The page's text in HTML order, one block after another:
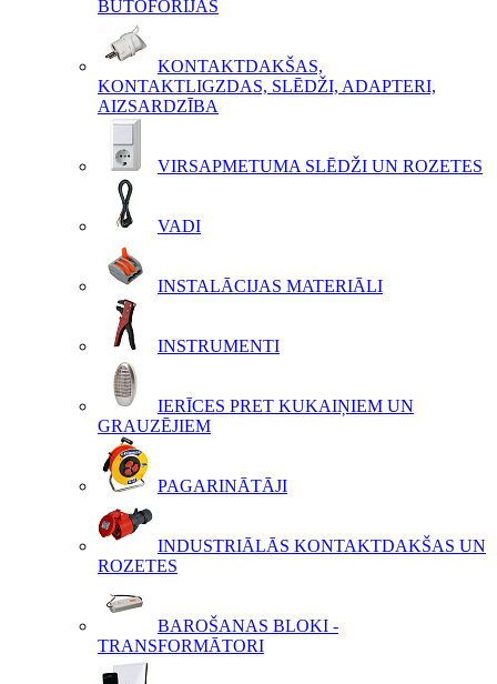
BUTOFORIJAS
KONTAKTDAKŠAS,
KONTAKTLIGZDAS, SLĒDŽI, ADAPTERI,
AIZSARDZĪBA
VIRSAPMETUMA SLĒDŽI UN ROZETES
VADI
INSTALĀCIJAS MATERIĀLI
INSTRUMENTI
IERĪCES PRET KUKAIŅIEM UN
GRAUZĒJIEM
PAGARINĀTĀJI
INDUSTRIĀLĀS KONTAKTDAKŠAS UN
ROZETES
BAROŠANAS BLOKI -
TRANSFORMĀTORI